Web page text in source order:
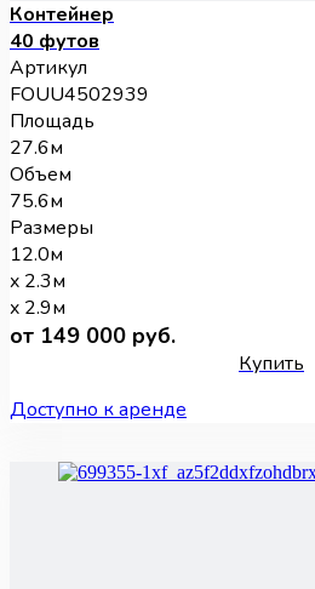
Контейнер
40 футов
Артикул
FOUU4502939
Площадь
27.6м
Объем
75.6м
Размеры
12.0м
x 2.3м
x 2.9м
от 149 000 руб.
Купить
Доступно к аренде